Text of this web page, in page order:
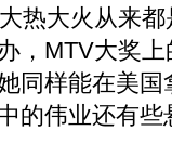
热大火从来
，MTV大奖
同样能在美国
的伟业还有